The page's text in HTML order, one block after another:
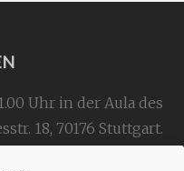
Uhr in der Aula des
18, 70176 Stuttgart.